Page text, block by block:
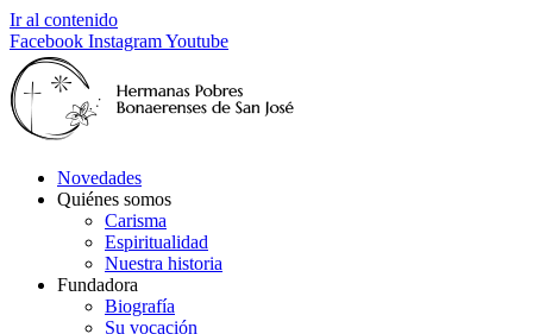
Ir al contenido
Facebook InstagramYoutube
Novedades
Quiénes somos
Carisma
Espiritualidad
Nuestra historia
Fundadora
Biografía
Su vocación